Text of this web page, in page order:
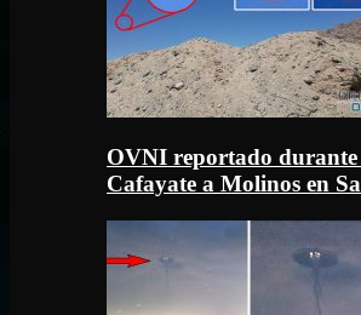
OVNI reportado durante
Cafayate a Molinos en